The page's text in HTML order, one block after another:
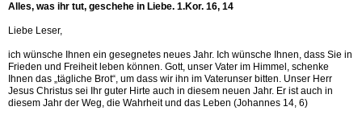
Alles, was ihr tut, geschehe in Liebe. 1.Kor. 16, 14
Liebe Leser,
ich wünsche Ihnen ein gesegnetes neues Jahr. Ich wünsche Ihnen, dass Sie in
Frieden und Freiheit leben können. Gott, unser Vater im Himmel, schenke
Ihnen das „tägliche Brot“, um dass wir ihn im Vaterunser bitten. Unser Herr
Jesus Christus sei Ihr guter Hirte auch in diesem neuen Jahr. Er ist auch in
diesem Jahr der Weg, die Wahrheit und das Leben (Johannes 14, 6)